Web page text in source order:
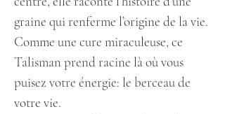
graine qui renferme l’origine de la vie.
Comme une cure miraculeuse, ce
Talisman prend racine là où vous
puisez votre énergie: le berceau de
votre vie.